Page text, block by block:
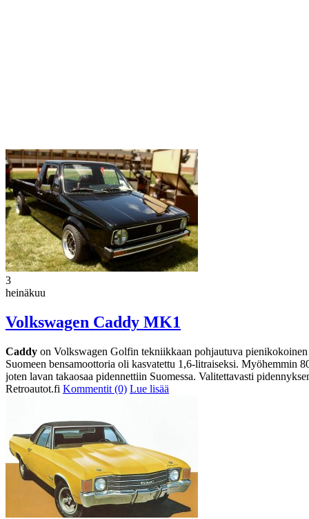
3
heinäkuu
Volkswagen Caddy MK1
Caddy on Volkswagen Golfin tekniikkaan pohjautuva
Suomeen bensamoottoria oli kasvatettu 1,6-litraiseksi. Myöhemmin
joten lavan takaosaa pidennettiin Suomessa. Valitettavasti
Retroautot.fi Kommentit (0) Lue lisää